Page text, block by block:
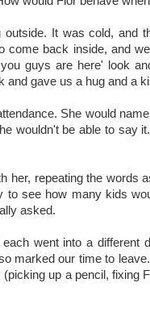
It was cold, and
come back inside, and
guys are here' look
and gave us a hug and a
She would
wouldn't be able to say
her, repeating the words
see how many kids
asked.
went into a different
marked our time to
up a pencil, fixing